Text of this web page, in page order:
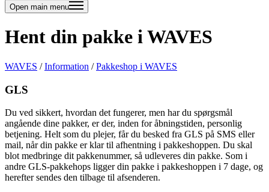
Open main menu
Hent din pakke i WAVES
WAVES /Information /Pakkeshop i WAVES
GLS
Du ved sikkert, hvordan det fungerer, men har du spørgsmål
angående dine pakker, er der, inden for åbningstiden, personlig
betjening. Helt som du plejer, får du besked fra GLS på SMS eller
mail, når din pakke er klar til afhentning i pakkeshoppen. Du skal
blot medbringe dit pakkenummer, så udleveres din pakke. Som i
andre GLS-pakkehops ligger din pakke i pakkeshoppen i 7 dage, og
herefter sendes den tilbage til afsenderen.